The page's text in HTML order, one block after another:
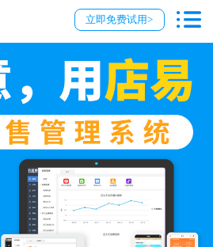
立即免费试用>